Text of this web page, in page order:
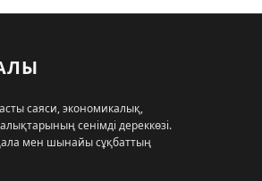
саяси, экономикалық,
сенімді дереккөзі.
мен шынайы сұқбаттың